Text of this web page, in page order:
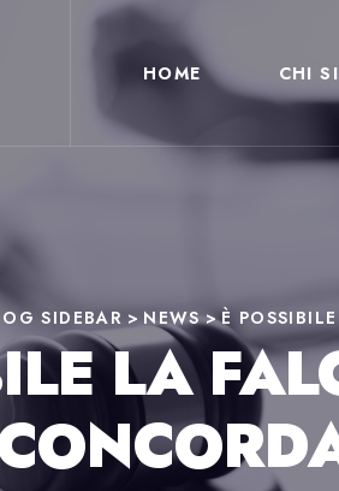
HOME CHI
SIDEBAR > NEWS>È
LA